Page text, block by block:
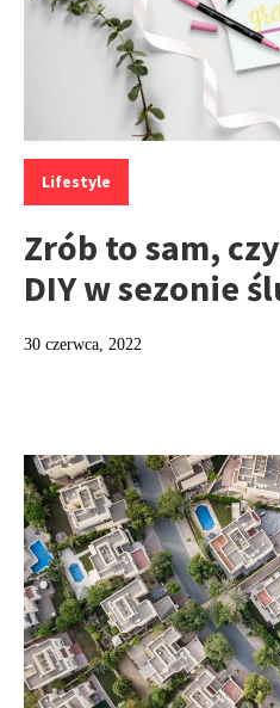
Kategorie:
Lifestyle
Zrób to sam,
DIY w sezonie
30 czerwca, 2022